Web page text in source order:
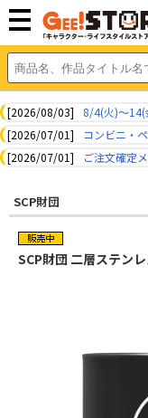
[2026/08/03]
8/4(火)～14(
[2026/07/01]
コンビニ・
[2026/07/01]
ご注文確定
SCP財団
SCP財団 二層ステン